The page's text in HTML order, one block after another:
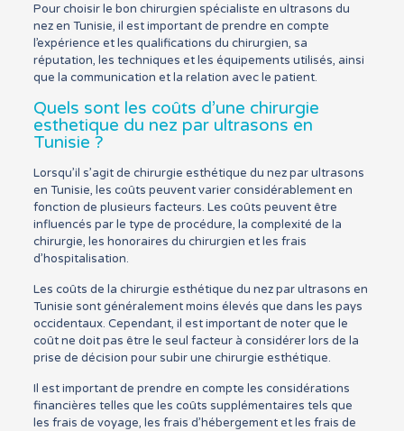
Pour choisir le bon chirurgien spécialiste en ultrasons du
nez en Tunisie, il est important de prendre en compte
l’expérience et les qualifications du chirurgien, sa
réputation, les techniques et les équipements utilisés, ainsi
que la communication et la relation avec le patient.
Quels sont les coûts d’une chirurgie
esthetique du nez par ultrasons en
Tunisie ?
Lorsqu’il s’agit de chirurgie esthétique du nez par ultrasons
en Tunisie, les coûts peuvent varier considérablement en
fonction de plusieurs facteurs. Les coûts peuvent être
influencés par le type de procédure, la complexité de la
chirurgie, les honoraires du chirurgien et les frais
d’hospitalisation.
Les coûts de la chirurgie esthétique du nez par ultrasons en
Tunisie sont généralement moins élevés que dans les pays
occidentaux. Cependant, il est important de noter que le
coût ne doit pas être le seul facteur à considérer lors de la
prise de décision pour subir une chirurgie esthétique.
Il est important de prendre en compte les considérations
financières telles que les coûts supplémentaires tels que
les frais de voyage, les frais d’hébergement et les frais de